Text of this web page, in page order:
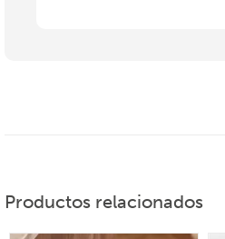
Productos relacionados